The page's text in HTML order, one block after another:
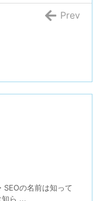
Prev
SEOの名前は知って
知ら ...